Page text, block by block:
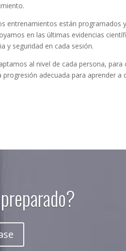
entrenamientos están programados
en las últimas evidencias
y seguridad en cada sesión.
al nivel de cada persona,
progresión adecuada para aprender a